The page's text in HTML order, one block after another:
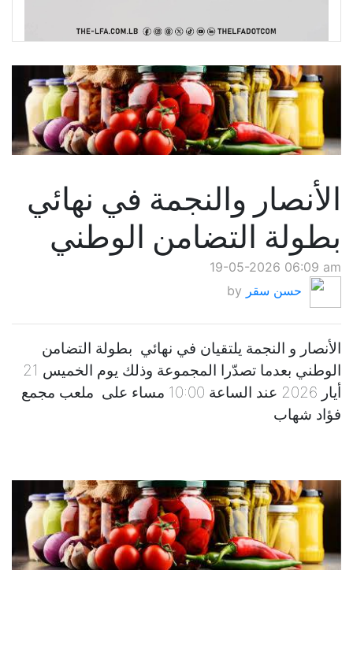
الأنصار والنجمة في نهائي
بطولة التضامن الوطني
19-05-2026 06:09 am
by حسن سقر
الأنصار و النجمة يلتقيان في نهائي بطولة التضامن
الوطني بعدما تصدّرا المجموعة وذلك يوم الخميس 21
أيار 2026 عند الساعة 10:00 مساء على ملعب مجمع
فؤاد شهاب